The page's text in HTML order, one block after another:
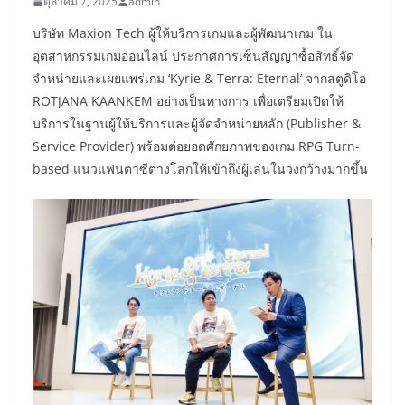
บริษัท Maxion Tech ผู้ให้บริการเกมและผู้พัฒนาเกม ใน
อุตสาหกรรมเกมออนไลน์ ประกาศการเซ็นสัญญาซื้อสิทธิ์จัด
จำหน่ายและเผยแพร่เกม ‘Kyrie & Terra: Eternal’ จากสตูดิโอ
ROTJANA KAANKEM อย่างเป็นทางการ เพื่อเตรียมเปิดให้
บริการในฐานผู้ให้บริการและผู้จัดจำหน่ายหลัก (Publisher &
Service Provider) พร้อมต่อยอดศักยภาพของเกม RPG Turn-
based แนวแฟนตาซีต่างโลกให้เข้าถึงผู้เล่นในวงกว้างมากขึ้น